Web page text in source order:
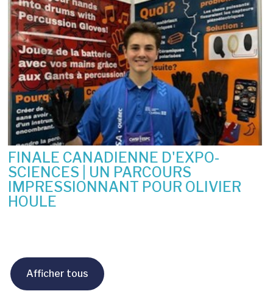
FINALE CANADIENNE D'EXPO-
SCIENCES | UN PARCOURS
IMPRESSIONNANT POUR OLIVIER
HOULE
Afficher tous